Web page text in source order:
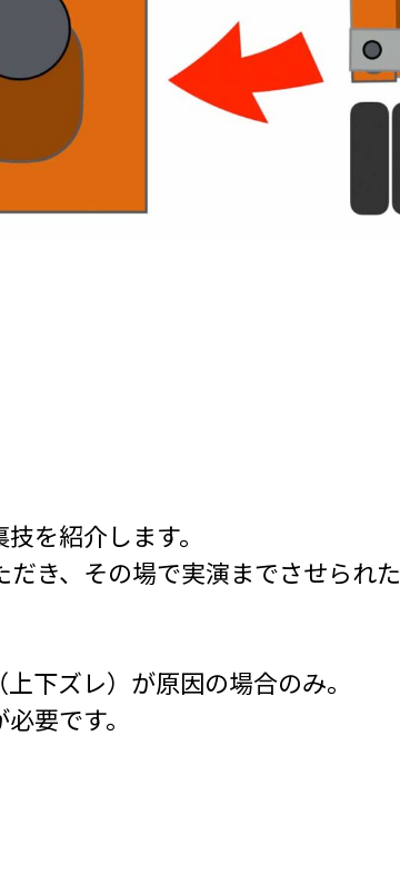
を紹介します。
き、その場で実演までさせられ
下ズレ）が原因の場合のみ。
要です。